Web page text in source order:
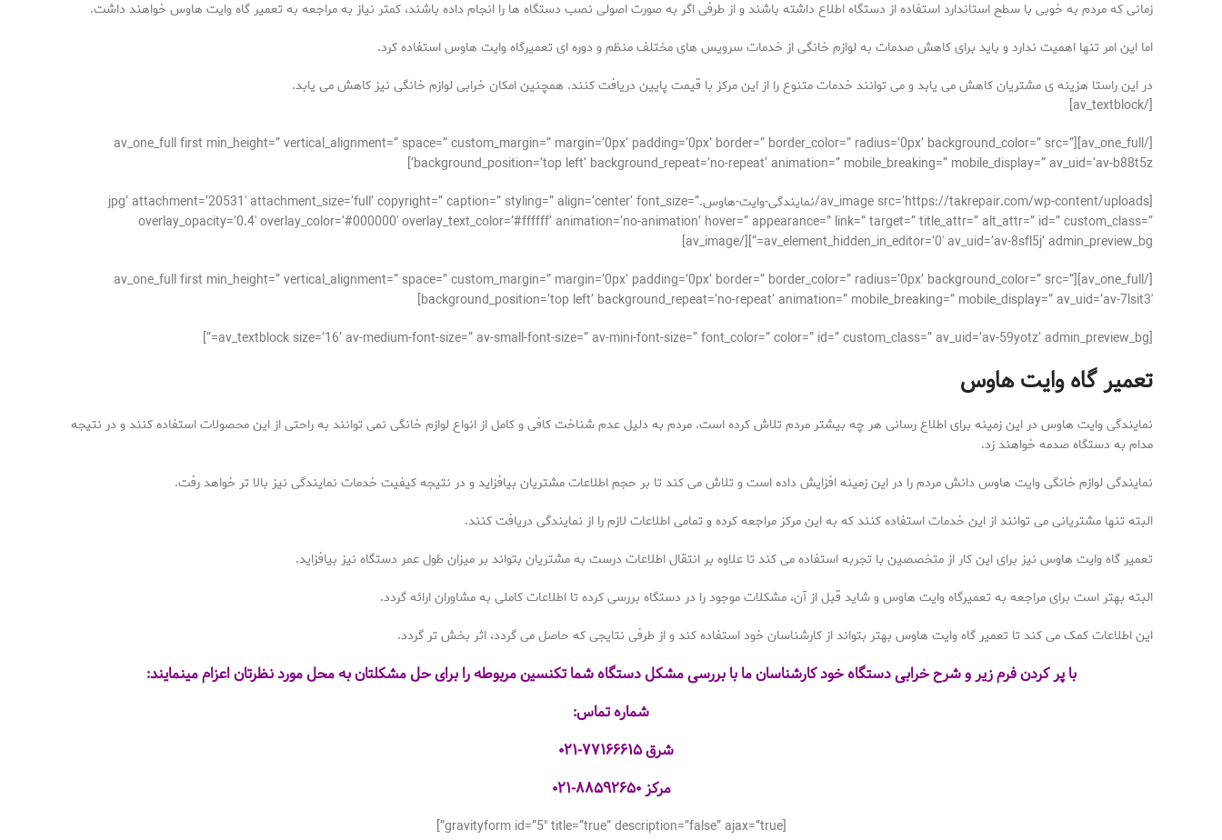
زمانی که مردم به خوبی با سطح استاندارد استفاده از دستگاه اطلاع داشته باشند و از طرفی اگر به صورت اصولی نصب دستگاه ها را انجام داده باشند، کمتر نیاز به مراجعه به تعمیر گاه وایت هاوس خواهند داشت.
اما این امر تنها اهمیت ندارد و باید برای کاهش صدمات به لوازم خانگی از خدمات سرویس های مختلف منظم و دوره ای تعمیرگاه وایت هاوس استفاده کرد.
در این راستا هزینه ی مشتریان کاهش می یابد و می توانند خدمات متنوع را از این مرکز با قیمت پایین دریافت کنند. همچنین امکان خرابی لوازم خانگی نیز کاهش می یابد.
[/av_textblock]
[/av_one_full][av_one_full first min_height=” vertical_alignment=” space=” custom_margin=” margin=’0px’ padding=’0px’ border=” border_color=” radius=’0px’ background_color=” src=”
background_position=’top left’ background_repeat=’no-repeat’ animation=” mobile_breaking=” mobile_display=” av_uid=’av-b88t5z’]
[av_image src=’https://takrepair.com/wp-content/uploads/نمایندگی-وایت-هاوس.jpg’ attachment=’20531′ attachment_size=’full’ copyright=” caption=” styling=” align=’center’ font_size=”
overlay_opacity=’0.4′ overlay_color=’#000000′ overlay_text_color=’#ffffff’ animation=’no-animation’ hover=” appearance=” link=” target=” title_attr=” alt_attr=” id=” custom_class=”
av_element_hidden_in_editor=’0′ av_uid=’av-8sfl5j’ admin_preview_bg=”][/av_image]
[/av_one_full][av_one_full first min_height=” vertical_alignment=” space=” custom_margin=” margin=’0px’ padding=’0px’ border=” border_color=” radius=’0px’ background_color=” src=”
background_position=’top left’ background_repeat=’no-repeat’ animation=” mobile_breaking=” mobile_display=” av_uid=’av-7lsit3′]
[av_textblock size=’16’ av-medium-font-size=” av-small-font-size=” av-mini-font-size=” font_color=” color=” id=” custom_class=” av_uid=’av-59yotz’ admin_preview_bg=”]
تعمیر گاه وایت هاوس
نمایندگی وایت هاوس در این زمینه برای اطلاع رسانی هر چه بیشتر مردم تلاش کرده است. مردم به دلیل عدم شناخت کافی و کامل از انواع لوازم خانگی نمی توانند به راحتی از این محصولات استفاده کنند و در نتیجه
مدام به دستگاه صدمه خواهند زد.
نمایندگی لوازم خانگی وایت هاوس دانش مردم را در این زمینه افزایش داده است و تلاش می کند تا بر حجم اطلاعات مشتریان بیافزاید و در نتیجه کیفیت خدمات نمایندگی نیز بالا تر خواهد رفت.
البته تنها مشتریانی می توانند از این خدمات استفاده کنند که به این مرکز مراجعه کرده و تمامی اطلاعات لازم را از نمایندگی دریافت کنند.
تعمیر گاه وایت هاوس نیز برای این کار از متخصصین با تجربه استفاده می کند تا علاوه بر انتقال اطلاعات درست به مشتریان بتواند بر میزان طول عمر دستگاه نیز بیافزاید.
البته بهتر است برای مراجعه به تعمیرگاه وایت هاوس و شاید قبل از آن، مشکلات موجود را در دستگاه بررسی کرده تا اطلاعات کاملی به مشاوران ارائه گردد.
این اطلاعات کمک می کند تا تعمیر گاه وایت هاوس بهتر بتواند از کارشناسان خود استفاده کند و از طرفی نتایجی که حاصل می گردد، اثر بخش تر گردد.
با پر کردن فرم زیر و شرح خرابی دستگاه خود کارشناسان ما با بررسی مشکل دستگاه شما تکنسین مربوطه را برای حل مشکلتان به محل مورد نظرتان اعزام مینمایند:
شماره تماس:
شرق۷۷۱۶۶۶۱۵-۰۲۱
مرکز۸۸۵۹۲۶۵۰-۰۲۱
[gravityform id=”5″ title=”true” description=”false” ajax=”true”]